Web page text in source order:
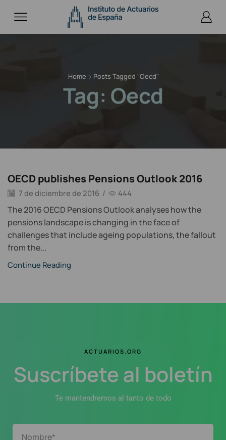
Home Posts Tagged "oecd"
Tag: Oecd
OECD publishes Pensions Outlook 2016
7 de diciembre de 2016 / 444
The 2016 OECD Pensions Outlook analyses how the
pensions landscape is changing in the face of
challenges that include ageing populations, the fallout
from the...
Continue Reading
ACTUARIOS.ORG
Suscríbete al boletín
Te mantendremos al tanto de todo